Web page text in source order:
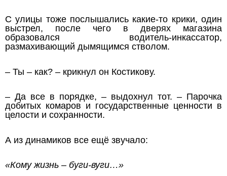
С улицы тоже послышались какие-то крики, один
выстрел, после чего в дверях магазина
образовался водитель-инкассатор,
размахивающий дымящимся стволом.
– Ты – как? – крикнул он Костикову.
– Да все в порядке, – выдохнул тот. – Парочка
добитых комаров и государственные ценности в
целости и сохранности.
А из динамиков все ещё звучало:
«Кому жизнь – буги-вуги…»